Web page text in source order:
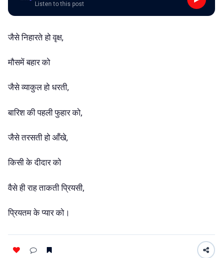
Listen to this post
जैसे निहारते हो वृक्ष,
मौसमें बहार को
जैसे व्याकुल हो धरती,
बारिश की पहली फुहार को,
जैसे तरसती हो आँखे,
किसी के दीदार को
वैसे ही राह ताकती प्रियसी,
प्रियतम के प्यार को।